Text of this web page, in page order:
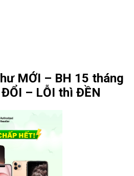
MỚI – BH 15 tháng
– LỖI thì ĐỀN